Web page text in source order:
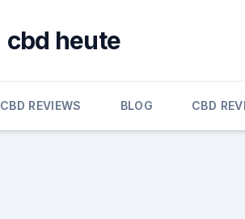
cbd heute
CBD REVIEWS BLOG CBD